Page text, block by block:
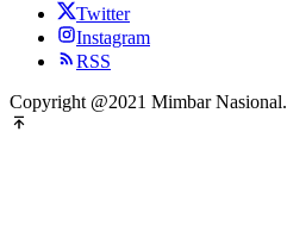
Twitter
Instagram
RSS
Copyright @2021 Mimbar Nasional.